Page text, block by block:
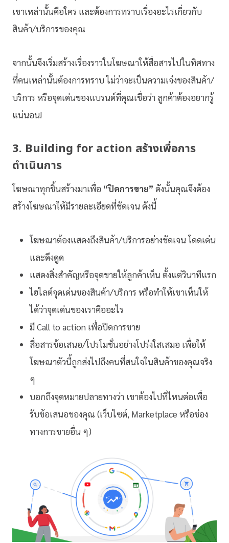
เขาเหล่านั้นคือใคร และต้องการทราบเรื่องอะไรเกี่ยวกับ
สินค้า/บริการของคุณ
จากนั้นจึงเริ่มสร้างเรื่องราวในโฆษณาให้สื่อสารไปในทิศทาง
ที่คนเหล่านั้นต้องการทราบ ไม่ว่าจะเป็นความเจ๋งของสินค้า/
บริการ หรือจุดเด่นของแบรนด์ที่คุณเชื่อว่า ลูกค้าต้องอยากรู้
แน่นอน!
3. Building for action สร้างเพื่อการ
ดำเนินการ
โฆษณาทุกชิ้นสร้างมาเพื่อ “ปิดการขาย” ดังนั้นคุณจึงต้อง
สร้างโฆษณาให้มีรายละเอียดที่ชัดเจน ดังนี้
โฆษณาต้องแสดงถึงสินค้า/บริการอย่างชัดเจน โดดเด่น
และดึงดูด
แสดงสิ่งสำคัญหรือจุดขายให้ลูกค้าเห็น ตั้งแต่วินาทีแรก
ไฮไลต์จุดเด่นของสินค้า/บริการ หรือทำให้เขาเห็นให้
ได้ว่าจุดเด่นของเราคืออะไร
มี Call to action เพื่อปิดการขาย
สื่อสารข้อเสนอ/โปรโมชั่นอย่างโปร่งใสเสมอ เพื่อให้
โฆษณาตัวนี้ถูกส่งไปถึงคนที่สนใจในสินค้าของคุณจริง
ๆ
บอกถึงจุดหมายปลายทางว่า เขาต้องไปที่ไหนต่อเพื่อ
รับข้อเสนอของคุณ (เว็บไซต์, Marketplace หรือช่อง
ทางการขายอื่น ๆ)